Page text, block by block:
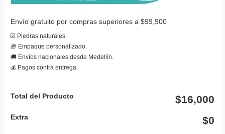
Envío gratuito por compras superiores a $99,900
☑️ Piedras naturales.
🎁 Empaque personalizado.
🚚 Envíos nacionales desde Medellín.
💰 Pagos contra entrega.
Total del Producto $16,000
Extra $0